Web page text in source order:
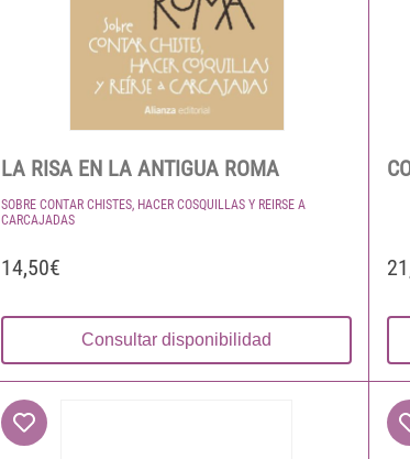
LA RISA EN LA ANTIGUA ROMA
SOBRE CONTAR CHISTES, HACER COSQUILLAS Y REIRSE A
CARCAJADAS
14,50€
Consultar disponibilidad